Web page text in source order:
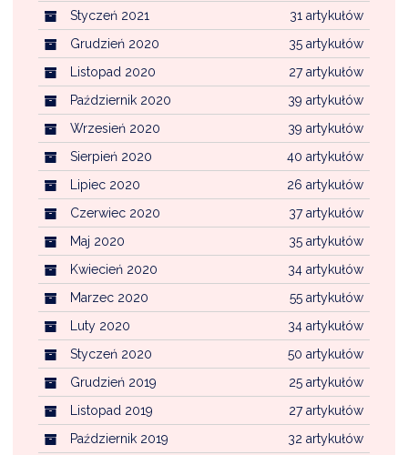
31 artykułów
Styczeń 2021
35 artykułów
Grudzień 2020
27 artykułów
Listopad 2020
39 artykułów
Październik 2020
39 artykułów
Wrzesień 2020
40 artykułów
Sierpień 2020
26 artykułów
Lipiec 2020
37 artykułów
Czerwiec 2020
35 artykułów
Maj 2020
34 artykułów
Kwiecień 2020
55 artykułów
Marzec 2020
34 artykułów
Luty 2020
50 artykułów
Styczeń 2020
25 artykułów
Grudzień 2019
27 artykułów
Listopad 2019
32 artykułów
Październik 2019